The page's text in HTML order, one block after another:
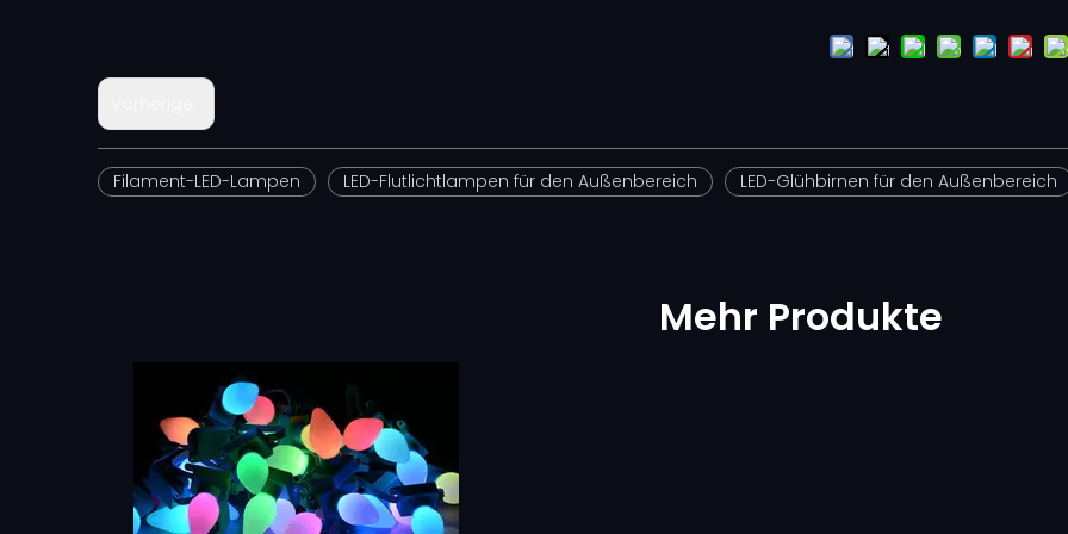
Filament-LED-Lampen LED-Flutlichtlampen für den Außenbereich LED-Glühbirnen für den Außenbereich
Mehr Produkte